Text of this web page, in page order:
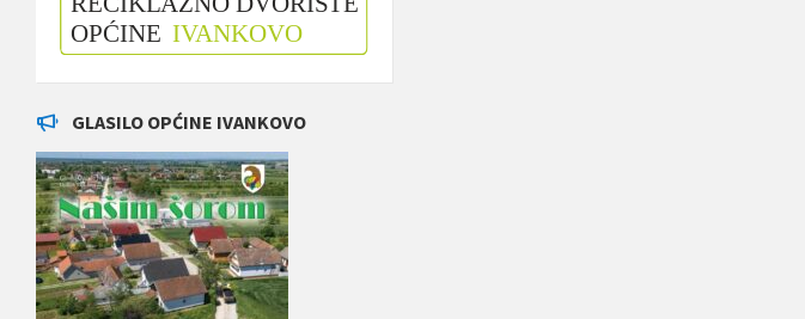
GLASILO OPĆINE IVANKOVO